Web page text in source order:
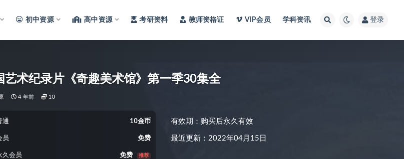
初中资源 高中资源 考研资料 教师资格证 VIP会员 学科资讯 登录
艺术纪录片《奇趣美术馆》第一季30集全
4 年前 10
通 10金币
员 免费
久会员 免费 推荐
有效期：购买后永久有效
最近更新：2022年04月15日